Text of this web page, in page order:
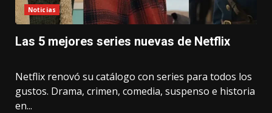
Noticias
Las 5 mejores series nuevas de Netflix
Netflix renovó su catálogo con series para todos los
gustos. Drama, crimen, comedia, suspenso e historia
en...